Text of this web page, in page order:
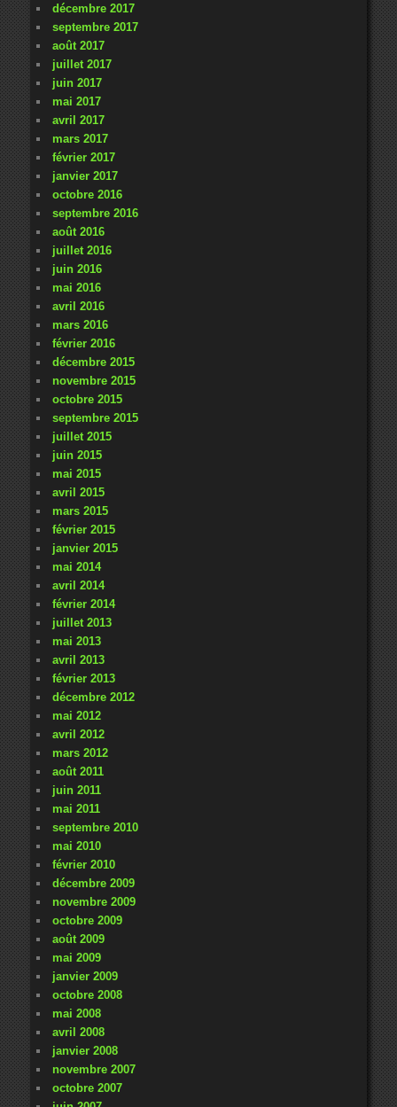
décembre 2017
septembre 2017
août 2017
juillet 2017
juin 2017
mai 2017
avril 2017
mars 2017
février 2017
janvier 2017
octobre 2016
septembre 2016
août 2016
juillet 2016
juin 2016
mai 2016
avril 2016
mars 2016
février 2016
décembre 2015
novembre 2015
octobre 2015
septembre 2015
juillet 2015
juin 2015
mai 2015
avril 2015
mars 2015
février 2015
janvier 2015
mai 2014
avril 2014
février 2014
juillet 2013
mai 2013
avril 2013
février 2013
décembre 2012
mai 2012
avril 2012
mars 2012
août 2011
juin 2011
mai 2011
septembre 2010
mai 2010
février 2010
décembre 2009
novembre 2009
octobre 2009
août 2009
mai 2009
janvier 2009
octobre 2008
mai 2008
avril 2008
janvier 2008
novembre 2007
octobre 2007